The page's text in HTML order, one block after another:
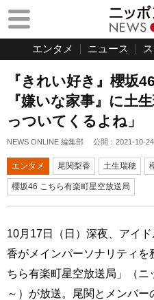
エンタメ ニュース
『きれい好き』櫻坂
『嫌いな家事』に土
っついてくるよね」
NEWS ONLINE 編集部 公開： 2021-10-24
エンタメ 尾関梨香 土生瑞穂
櫻坂46 こちら有楽町星空放送局
10月17日（日）深夜、アイ
香がメインパーソナリティを
ちら有楽町星空放送局」（
～）が放送。尾関とメンバ